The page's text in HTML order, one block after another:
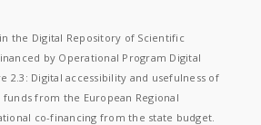
the Digital Repository of Scientific
by Operational Program Digital
2.3: Digital accessibility and usefulness of
from the European Regional
co-financing from the state budget.